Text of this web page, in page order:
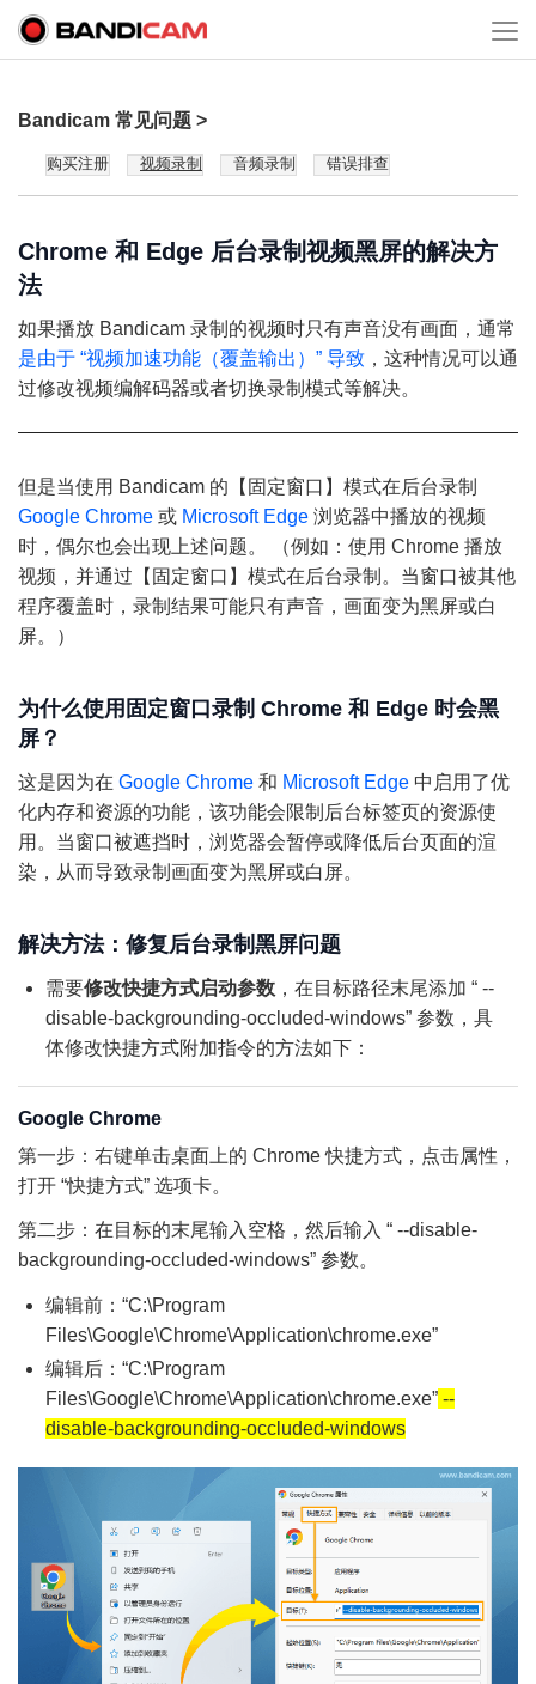
Bandicam 常见问题 >
购买注册 视频录制 音频录制 错误排查
Chrome 和 Edge 后台录制视频黑屏的解决方
法
如果播放 Bandicam 录制的视频时只有声音没有画面，通常
是由于 “视频加速功能（覆盖输出）” 导致 ，这种情况可以通
过修改视频编解码器或者切换录制模式等解决。
但是当使用 Bandicam 的【固定窗口】模式在后台录制
Google Chrome 或 Microsoft Edge 浏览器中播放的视频
时，偶尔也会出现上述问题。 （例如：使用 Chrome 播放
视频，并通过【固定窗口】模式在后台录制。当窗口被其他
程序覆盖时，录制结果可能只有声音，画面变为黑屏或白
屏。）
为什么使用固定窗口录制 Chrome 和 Edge 时会黑
屏？
这是因为在 Google Chrome 和 Microsoft Edge 中启用了优
化内存和资源的功能，该功能会限制后台标签页的资源使
用。当窗口被遮挡时，浏览器会暂停或降低后台页面的渲
染，从而导致录制画面变为黑屏或白屏。
解决方法：修复后台录制黑屏问题
需要修改快捷方式启动参数 ，在目标路径末尾添加 “ --
disable-backgrounding-occluded-windows” 参数，具
体修改快捷方式附加指令的方法如下：
Google Chrome
第一步：右键单击桌面上的 Chrome 快捷方式，点击属性，
打开 “快捷方式” 选项卡。
第二步：在目标的末尾输入空格，然后输入 “ --disable-
backgrounding-occluded-windows” 参数。
编辑前：“C:\Program
Files\Google\Chrome\Application\chrome.exe”
编辑后：“C:\Program
Files\Google\Chrome\Application\chrome.exe” --
disable-backgrounding-occluded-windows